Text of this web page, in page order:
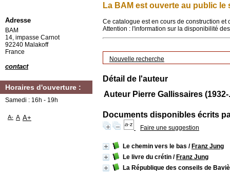
La BAM est ouverte au public le
Ce catalogue est en cours de construction
Attention : l'information sur la disponibilité
Nouvelle recherche
Détail de l'auteur
Auteur Pierre Gallissaires (1932-
Documents disponibles écrits
Faire une suggestion
Le chemin vers le bas / Franz Jung
Le livre du crétin / Franz Jung
La République des conseils de
Adresse
BAM
14, impasse Carnot
92240 Malakoff
France
contact
Horaires d'ouverture :
Samedi : 16h - 19h
A- A A+